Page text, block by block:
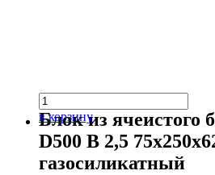
в корзину
Блок из ячеистого
D500 В 2,5
газосиликатный